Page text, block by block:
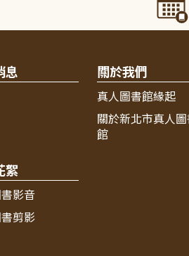
息 關於我們
真人圖書館緣起
關於新北市真人圖
館
絮
影音
剪影